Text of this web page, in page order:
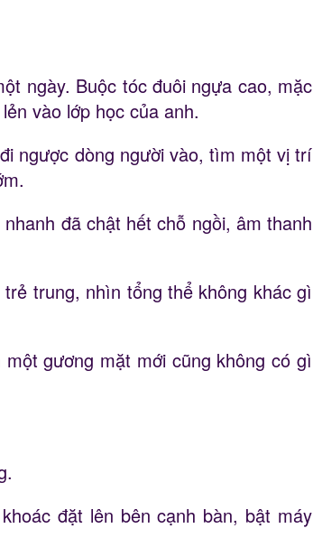
ngày. Buộc tóc đuôi ngựa cao, mặc
vào lớp học của anh.
ngược dòng người vào, tìm một vị trí
đã chật hết chỗ ngồi, âm thanh
trung, nhìn tổng thể không khác gì
gương mặt mới cũng không có gì
đặt lên bên cạnh bàn, bật máy